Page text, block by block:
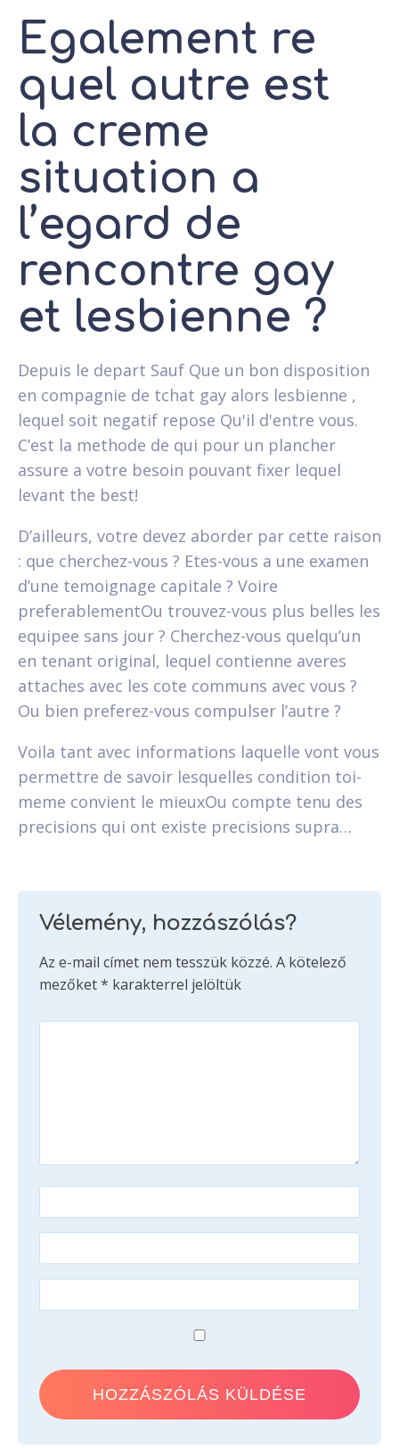
Egalement re
quel autre est
la creme
situation a
l’egard de
rencontre gay
et lesbienne ?
Depuis le depart Sauf Que un bon disposition
en compagnie de tchat gay alors lesbienne ,
lequel soit negatif repose Qu'il d'entre vous.
C’est la methode de qui pour un plancher
assure a votre besoin pouvant fixer lequel
levant the best!
D’ailleurs, votre devez aborder par cette raison
: que cherchez-vous ? Etes-vous a une examen
d’une temoignage capitale ? Voire
preferablementOu trouvez-vous plus belles les
equipee sans jour ? Cherchez-vous quelqu’un
en tenant original, lequel contienne averes
attaches avec les cote communs avec vous ?
Ou bien preferez-vous compulser l’autre ?
Voila tant avec informations laquelle vont vous
permettre de savoir lesquelles condition toi-
meme convient le mieuxOu compte tenu des
precisions qui ont existe precisions supra…
Vélemény, hozzászólás?
Az e-mail címet nem tesszük közzé. A kötelező
mezőket* karakterrel jelöltük